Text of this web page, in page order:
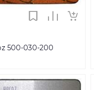
500-030-200